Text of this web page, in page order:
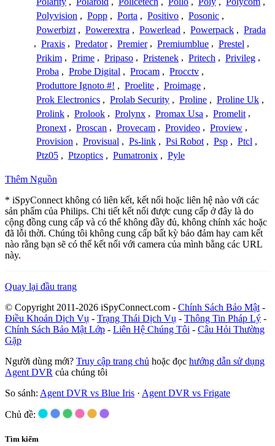
Polyvision , Popp , Porta , Positivo , Posonic ,
Powerbizt , Powerextra , Powerlead , Powerpack , Prada
, Praxis , Predator , Premier , Premiumblue , Prestel ,
Prikim , Prime , Pripaso , Pristenek , Pritech , Privileg ,
Proba , Probe Digital , Procam , Procctv ,
Produttore Ignoto #! , Proelite , Proimage ,
Prok Electronics , Prolab Security , Proline , Proline Uk ,
Prolink , Prolook , Prolynx , Promax Usa , Promelit ,
Pronext , Proscan , Provecam , Provideo , Proview ,
Provision , Provisual , Ps-link , Psi Robot , Psp , Ptcl ,
Ptz05 , Ptzoptics , Pumatronix , Pyle
Thêm Nguồn
* iSpyConnect không có liên kết, kết nối hoặc liên hệ nào với các
sản phẩm của Philips. Chi tiết kết nối được cung cấp ở đây là do
cộng đồng cung cấp và có thể không đầy đủ, không chính xác hoặc
đã lỗi thời. Chúng tôi không cung cấp bất kỳ bảo đảm hay cam kết
nào rằng bạn sẽ có thể kết nối với camera của mình bằng các URL
này.
Quay lại đầu trang
© Copyright 2011-2026 iSpyConnect.com - Chính Sách Bảo Mật -
Điều Khoản Dịch Vụ - Trạng Thái Dịch Vụ - Thông Tin Pháp Lý -
Chính Sách Bảo Mật Lớp - Liên Hệ Chúng Tôi - Câu Hỏi Thường
Gặp
Người dùng mới? Truy cập trang chủ hoặc đọc hướng dẫn sử dụng
Agent DVR của chúng tôi
So sánh: Agent DVR vs Blue Iris · Agent DVR vs Frigate
Chủ đề:
Tìm kiếm